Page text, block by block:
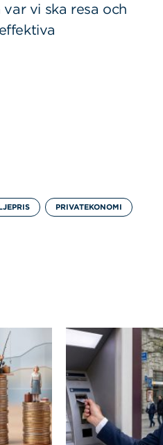
vi ska resa och
PRIVATEKONOMI